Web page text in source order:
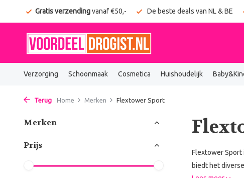
Gratis verzendingvanaf €50,- De beste deals van NL & BE
Verzorging Schoonmaak Cosmetica Huishoudelijk
Terug Home Merken Flextower Sport
Merken
Prijs
Flextower Sport
biedt het